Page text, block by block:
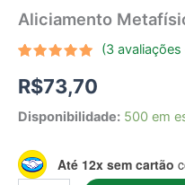
Aliciamento
como5.00
de 5, com
em
clientes
(3avaliações
R$73,70
Disponibilidade: 500 em
Até 12x sem cartão